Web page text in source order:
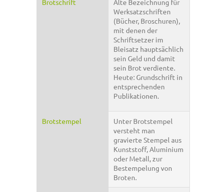
Brotschrift
Alte Bezeichnung für
Werksatzschriften
(Bücher, Broschuren),
mit denen der
Schriftsetzer im
Bleisatz hauptsächlich
sein Geld und damit
sein Brot verdiente.
Heute: Grundschrift in
entsprechenden
Publikationen.
Brotstempel
Unter Brotstempel
versteht man
gravierte Stempel aus
Kunststoff, Aluminium
oder Metall, zur
Bestempelung von
Broten.